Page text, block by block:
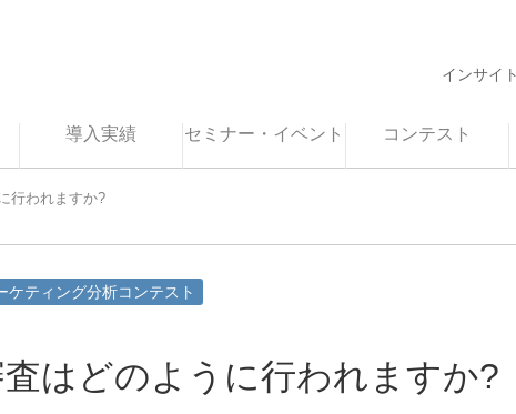
インサイ
導入実績 セミナー・イベント コンテスト
行われますか?
ケティング分析コンテスト
はどのように行われますか?